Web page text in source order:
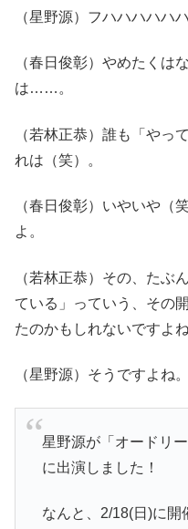
（星野源）フハハハハハ
（春日俊彰）やめたくは
は……。
（若林正恭）誰も「やっ
れは（笑）。
（春日俊彰）いやいや（
よ。
（若林正恭）その、たぶ
ている」っていう、その
たのかもしれないですよね
（星野源）そうですよね。
星野源が「オードリ
に出演しました！
なんと、2/18(日)に開